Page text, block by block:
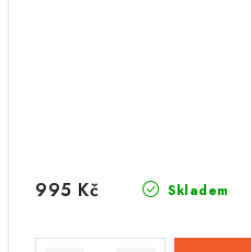
Skladem
995 Kč